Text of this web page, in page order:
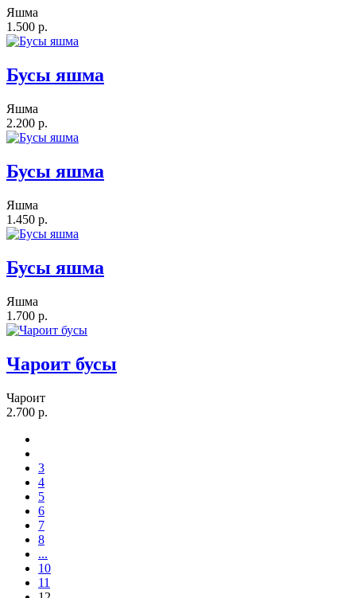
Яшма
1.500 р.
Бусы яшма
Яшма
2.200 р.
Бусы яшма
Яшма
1.450 р.
Бусы яшма
Яшма
1.700 р.
Чароит бусы
Чароит
2.700 р.
3
4
5
6
7
8
...
10
11